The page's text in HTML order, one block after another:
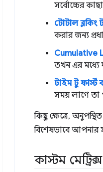
সর্বোচ্চের
টোটাল ব্লকিং
করার জন্য
Cumulative
তখন এর মধ্যে
টাইম টু ফার্স্ট
সময় লাগে তা
কিছু ক্ষেত্রে,
বিশেষভাবে আপনার
কাস্টম মেট্রিক্স